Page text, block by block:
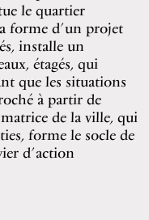
le quartier
forme d’un projet
installe un
étagés, qui
que les situations
à partir de
de la ville, qui
forme le socle de
d’action